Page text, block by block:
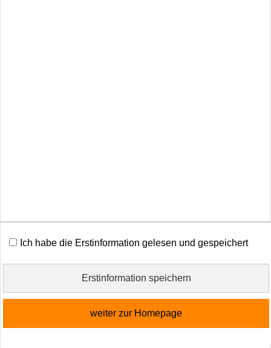
widerrufen. Nähere Informationen finden Sie in der
Datenschutzerklärung.
nur notwendige Cookies
weitere Einstellungen
Ich habe die Erstinformation gelesen und gespeichert
Erstinformation speichern
weiter zur Homepage